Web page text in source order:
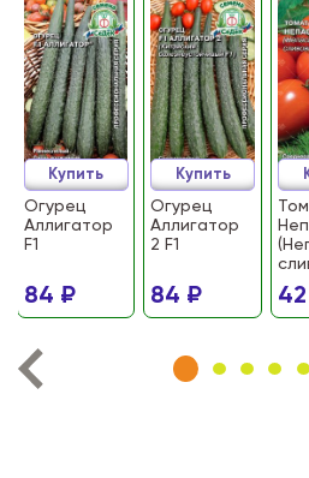
Огурец
Аллигатор
F1
84 ₽
Купить
Огурец
Аллигатор
2 F1
84 ₽
Купить